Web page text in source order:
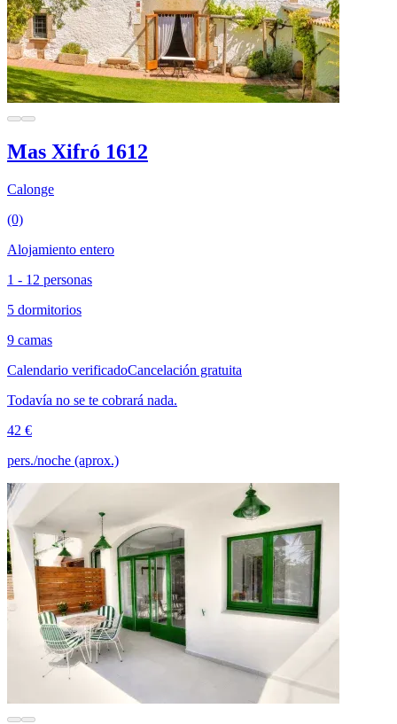
Mas Xifró 1612
Calonge
(0)
Alojamiento entero
1 - 12 personas
5 dormitorios
9 camas
Calendario verificadoCancelación gratuita
Todavía no se te cobrará nada.
42 €
pers./noche (aprox.)